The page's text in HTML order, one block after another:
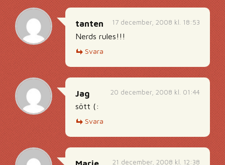
17 december, 2008 kl. 18:53
tanten
Nerds rules!!!
Svara
20 december, 2008 kl. 01:44
Jag
sött (:
Svara
21 december, 2008 kl. 12:38